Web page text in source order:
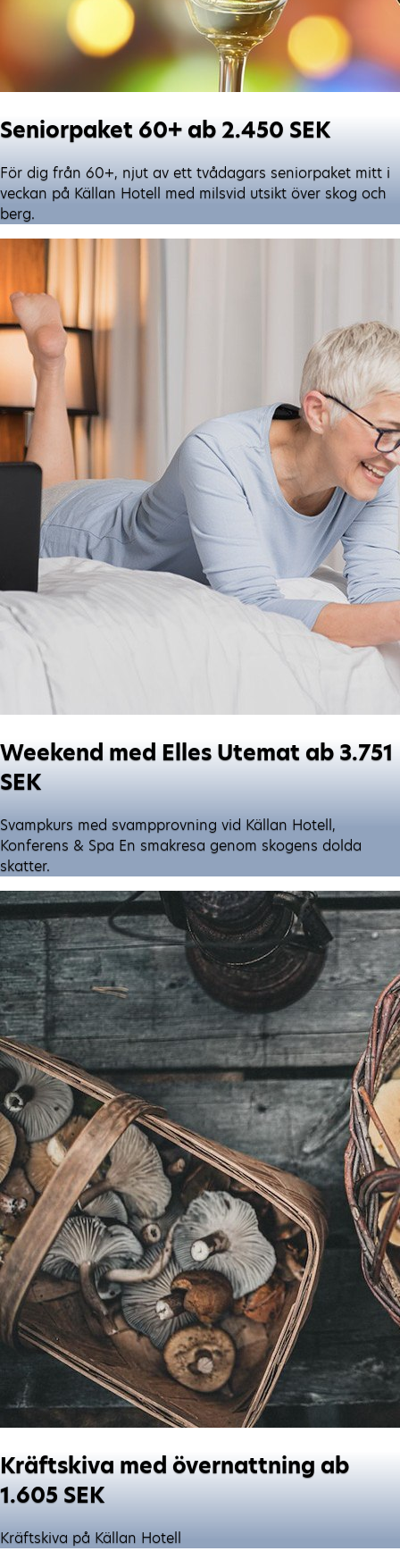
Seniorpaket 60+ ab 2.450 SEK
För dig från 60+, njut av ett tvådagars seniorpaket mitt i
veckan på Källan Hotell med milsvid utsikt över skog och
berg.
Weekend med Elles Utemat ab 3.751
SEK
Svampkurs med svampprovning vid Källan Hotell,
Konferens & Spa En smakresa genom skogens dolda
skatter.
Kräftskiva med övernattning ab
1.605 SEK
Kräftskiva på Källan Hotell